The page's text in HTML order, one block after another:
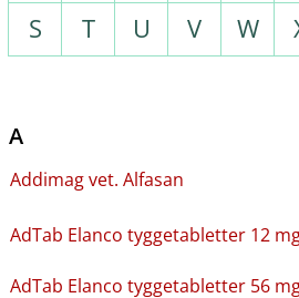
S
T U V W
A
Addimag vet. Alfasan
AdTab Elanco tyggetabletter 12
AdTab Elanco tyggetabletter 56